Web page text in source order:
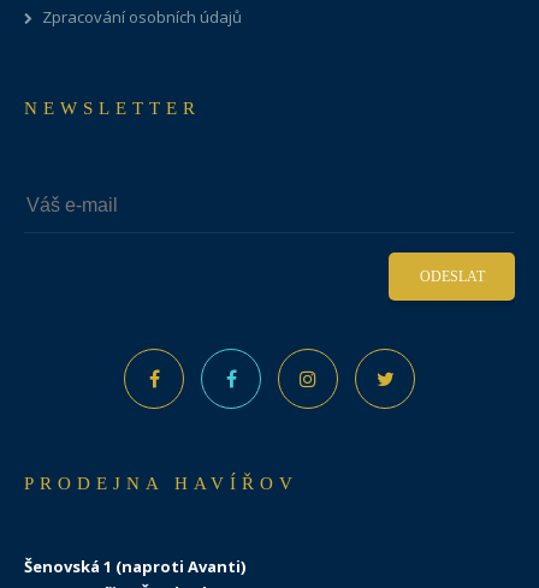
Zpracování osobních údajů
NEWSLETTER
ODESLAT
PRODEJNA HAVÍŘOV
Šenovská 1 (naproti Avanti)